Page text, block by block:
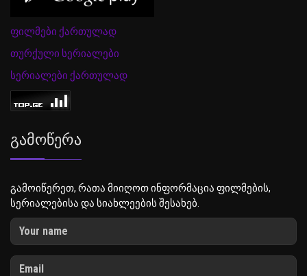
ფილმები ქართულად
თურქული სერიალები
სერიალები ქართულად
Გამოწერა
გამოიწერეთ, რათა მიიღოთ ინფორმაცია ფილმების,
სერიალებისა და სიახლეების შესახებ.